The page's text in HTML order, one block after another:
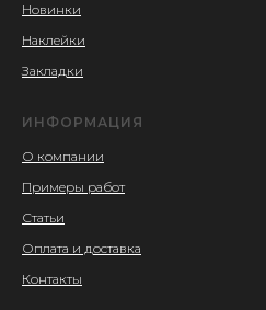
Новинки
Наклейки
Закладки
ИНФОРМАЦИЯ
О компании
Примеры работ
Статьи
Оплата и доставка
Контакты